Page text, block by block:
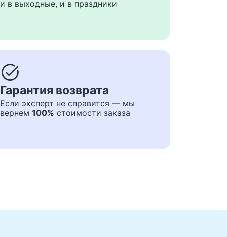
и в выходные, и в праздники
task_alt
Гарантия возврата
Если эксперт не справится — мы
вернем 100% стоимости заказа